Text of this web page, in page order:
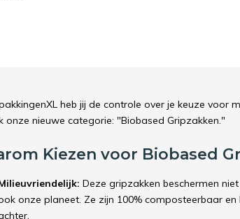
heb jij de controle over je keuze voor
onze nieuwe categorie: "Biobased Gripzakken."
Kiezen voor Biobased
Deze gripzakken beschermen
onze planeet. Ze zijn 100% composteerbaar